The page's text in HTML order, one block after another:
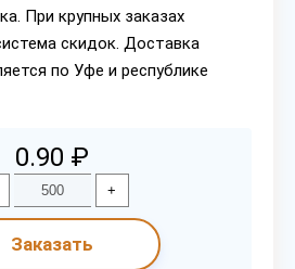
При крупных заказах
скидок. Доставка
по Уфе и республике
0.90 ₽
+
Заказать